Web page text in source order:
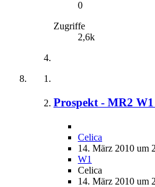
0
Zugriffe
2,6k
Prospekt - MR2
Celica
14. März 2010 um
W1
Celica
14. März 2010 um